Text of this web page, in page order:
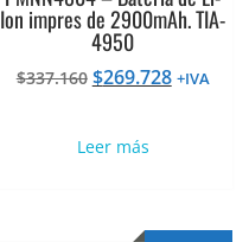
Ion impres de 2900mAh. TIA-
4950
$337.160 El
era:
$269.728El+IVA
Leer más